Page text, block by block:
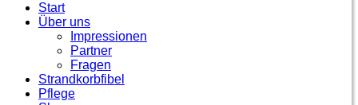
Start
Über uns
Impressionen
Partner
Fragen
Strandkorbfibel
Pflege